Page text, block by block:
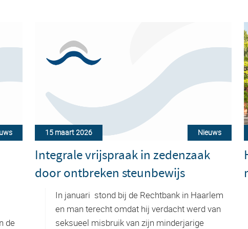
de
15 maart 2026 Nieuws
Integrale vrijspraak in zedenzaak
door ontbreken steunbewijs
In januari stond bij de Rechtbank in Haarlem
en man terecht omdat hij verdacht werd van
seksueel misbruik van zijn minderjarige